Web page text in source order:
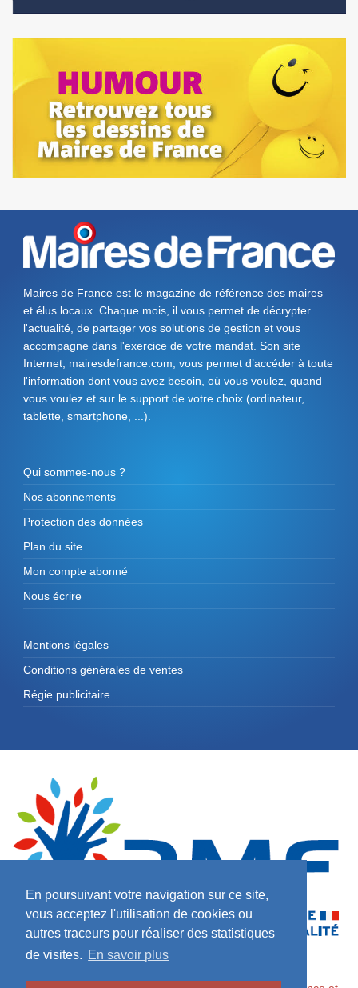
En poursuivant votre navigation sur ce site,
vous acceptez l'utilisation de cookies ou
autres traceurs pour réaliser des statistiques
de visites. En savoir plus
Maires de France est le magazine de référence des maires
et élus locaux. Chaque mois, il vous permet de décrypter
l'actualité, de partager vos solutions de gestion et vous
accompagne dans l'exercice de votre mandat. Son site
Internet, mairesdefrance.com, vous permet d’accéder à toute
l'information dont vous avez besoin, où vous voulez, quand
vous voulez et sur le support de votre choix (ordinateur,
tablette, smartphone, ...).
Qui sommes-nous ?
Nos abonnements
Protection des données
Plan du site
Mon compte abonné
Nous écrire
Mentions légales
Conditions générales de ventes
Régie publicitaire